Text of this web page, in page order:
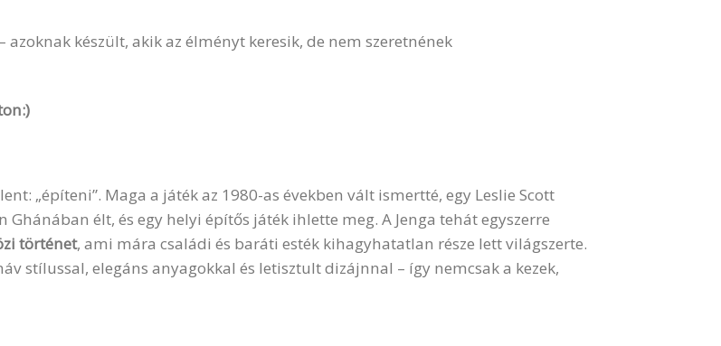
azoknak készült, akik az élményt keresik, de nem szeretnének
„építeni”. Maga a játék az 1980-as években vált ismertté, egy Leslie Scott
élt, és egy helyi építős játék ihlette meg. A Jenga tehát egyszerre
történet, ami mára családi és baráti esték kihagyhatatlan része lett világszerte.
stílussal, elegáns anyagokkal és letisztult dizájnnal – így nemcsak a kezek,